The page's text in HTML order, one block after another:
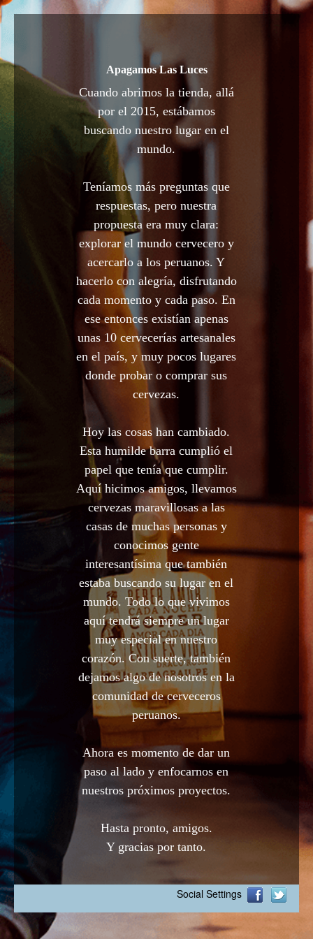
Apagamos Las Luces
Cuando abrimos la tienda, allá
por el 2015, estábamos
buscando nuestro lugar en el
mundo.
Teníamos más preguntas que
respuestas, pero nuestra
propuesta era muy clara:
explorar el mundo cervecero y
acercarlo a los peruanos. Y
hacerlo con alegría, disfrutando
cada momento y cada paso. En
ese entonces existían apenas
unas 10 cervecerías artesanales
en el país, y muy pocos lugares
donde probar o comprar sus
cervezas.
Hoy las cosas han cambiado.
Esta humilde barra cumplió el
papel que tenía que cumplir.
Aquí hicimos amigos, llevamos
cervezas maravillosas a las
casas de muchas personas y
conocimos gente
interesantísima que también
estaba buscando su lugar en el
mundo. Todo lo que vivimos
aquí tendrá siempre un lugar
muy especial en nuestro
corazón. Con suerte, también
dejamos algo de nosotros en la
comunidad de cerveceros
peruanos.
Ahora es momento de dar un
paso al lado y enfocarnos en
nuestros próximos proyectos.
Hasta pronto, amigos.
Y gracias por tanto.
Social Settings